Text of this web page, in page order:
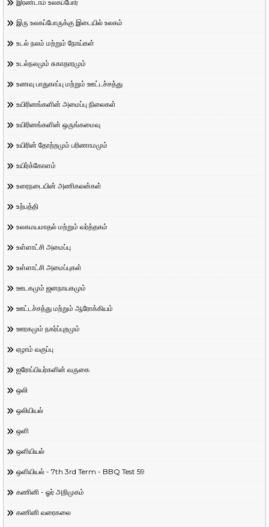
இரண்டாம் உலகப்போர்
இரு உலகப்போருக்கு இடையில் உலகம்
உடல் நலம் மற்றும் நோய்கள்
உடல்நலமும் சுகாதாரமும்
உணவு பாதுகாப்பு மற்றும் ஊட்டச்சத்து
உயிரினங்களின் அமைப்பு நிலைகள்
உயிரினங்களின் ஒருங்கமைவு
உயிரின் தோற்றமும் பரிணாமமும்
உயிர்க்கோளம்
உரைநடையின் அணிகலன்கள்
உற்பத்தி
உலகமயமாதல் மற்றும் வர்த்தகம்
உள்ளாட்சி அமைப்பு
உள்ளாட்சி அமைப்புகள்
ஊடகமும் ஜனநாயகமும்
ஊட்டச்சத்து மற்றும் ஆரோக்கியம்
ஊரகமும் நகர்ப்புறமும்
ஏழாம் வகுப்பு
ஐரோப்பியர்களின் வருகை
ஒலி
ஒலியியல்
ஒளி
ஒளியியல்
ஒளியியல் - 7th 3rd Term - BBQ Test 59
கணினி - ஓர் அறிமுகம்
கணினி வரைகலை